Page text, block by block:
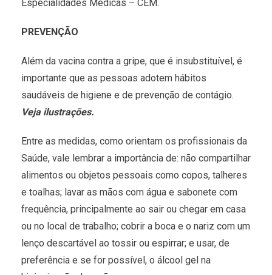
Especialidades Médicas – CEM.
PREVENÇÃO
Além da vacina contra a gripe, que é insubstituível, é
importante que as pessoas adotem hábitos
saudáveis de higiene e de prevenção de contágio.
Veja ilustrações.
Entre as medidas, como orientam os profissionais da
Saúde, vale lembrar a importância de: não compartilhar
alimentos ou objetos pessoais como copos, talheres
e toalhas; lavar as mãos com água e sabonete com
frequência, principalmente ao sair ou chegar em casa
ou no local de trabalho; cobrir a boca e o nariz com um
lenço descartável ao tossir ou espirrar; e usar, de
preferência e se for possível, o álcool gel na